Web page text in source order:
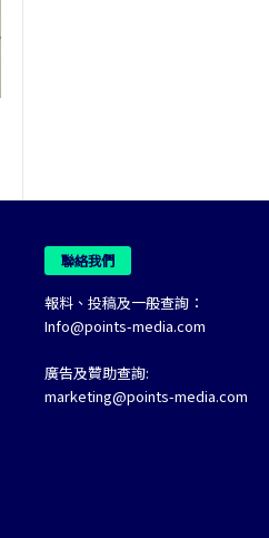
聯絡我們
報料、投稿及一般查詢：
Info@points-media.com
廣告及贊助查詢:
marketing@points-media.com